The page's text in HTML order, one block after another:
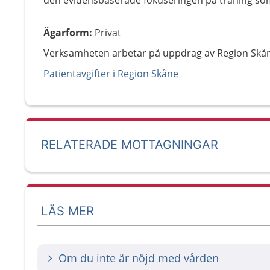
Ägarform: Privat
Verksamheten arbetar på uppdrag av Region
Patientavgifter i Region Skåne
RELATERADE MOTTAGNINGAR
LÄS MER
Om du inte är nöjd med vården